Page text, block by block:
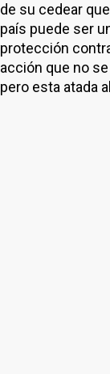
de su cedear
país puede ser
protección
acción que no
pero esta atada